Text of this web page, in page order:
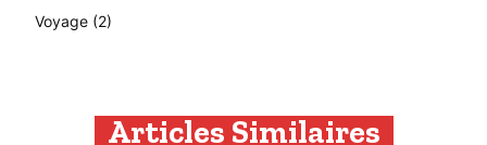
Voyage (2)
Articles Similaires